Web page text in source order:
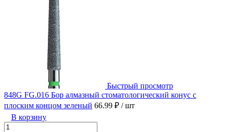
Быстрый просмотр
848G FG.016 Бор алмазный стоматологический конус с
плоским концом зеленый 66.99 ₽ / шт
В корзину